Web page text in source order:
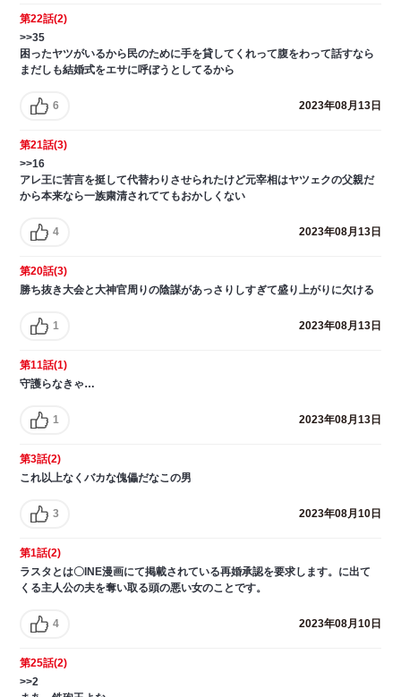
第22話(2)
>>35
困ったヤツがいるから民のために手を貸してくれって腹をわって話すなら
まだしも結婚式をエサに呼ぼうとしてるから
6 2023年08月13日
第21話(3)
>>16
アレ王に苦言を挺して代替わりさせられたけど元宰相はヤツェクの父親だ
から本来なら一族粛清されててもおかしくない
4 2023年08月13日
第20話(3)
勝ち抜き大会と大神官周りの陰謀があっさりしすぎて盛り上がりに欠ける
1 2023年08月13日
第11話(1)
守護らなきゃ…
1 2023年08月13日
第3話(2)
これ以上なくバカな傀儡だなこの男
3 2023年08月10日
第1話(2)
ラスタとは〇INE漫画にて掲載されている再婚承認を要求します。に出て
くる主人公の夫を奪い取る頭の悪い女のことです。
4 2023年08月10日
第25話(2)
>>2